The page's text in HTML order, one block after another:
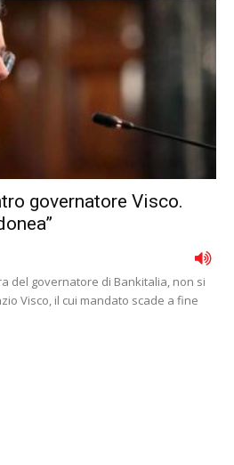
governatore Visco.
del governatore di Bankitalia, non si
Visco, il cui mandato scade a fine